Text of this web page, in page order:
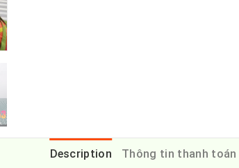
Description Thông tin thanh toán